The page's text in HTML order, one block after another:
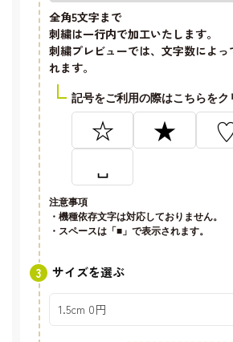
全角5文字まで
刺繍は一行内で加工いたします。
刺繍プレビューでは、文字数によ
れます。
記号をご利用の際はこちらをク
☆ ★
␣
注意事項
・機種依存文字は対応しておりません。
・スペースは「■」で表示されます。
サイズを選ぶ